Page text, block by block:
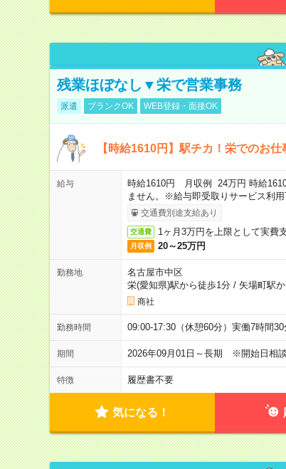
残業ほぼなし▼栄で営業事務
派遣 ブランクOK WEB登録・面接OK
【時給1610円】駅チカ！栄でのお仕
給与
時給1610円 月収例 24万円 時給
ません。※給与即受取りサービス利用
交通費別途支給あり
交通費 1ヶ月3万円を上限として実費
月収例 20～25万円
勤務地
名古屋市中区
栄(愛知県)駅から徒歩1分/ 矢場町駅
商社
勤務時間 09:00-17:30（休憩60分）実働7時間30
期間 2026年09月01日～長期 ※開始日相
特徴 履歴書不要
気になる！